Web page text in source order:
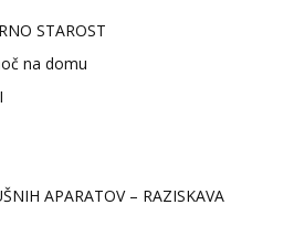
STAROST
na domu
APARATOV – RAZISKAVA